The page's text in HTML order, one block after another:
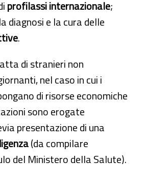
profilassi internazionale;
diagnosi e la cura delle
.
di stranieri non
nel caso in cui i
di risorse economiche
sono erogate
presentazione di una
(da compilare
del Ministero della Salute).